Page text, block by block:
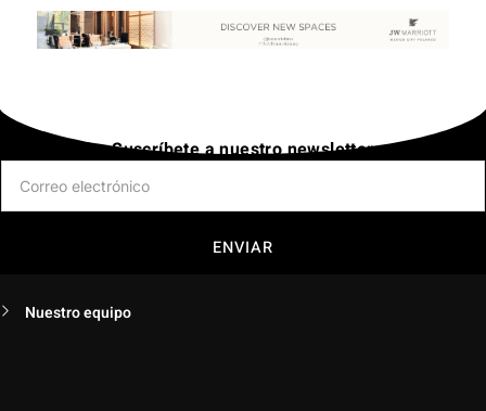
Suscríbete a nuestro newsletter
ENVIAR
Nuestro equipo